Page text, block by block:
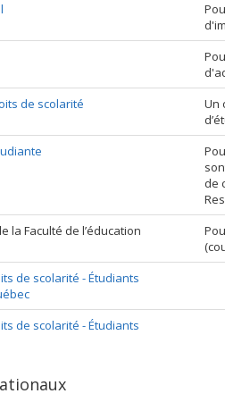
de scolarité
Un
de
la Faculté de l’éducation
de scolarité - Étudiants
de scolarité - Étudiants